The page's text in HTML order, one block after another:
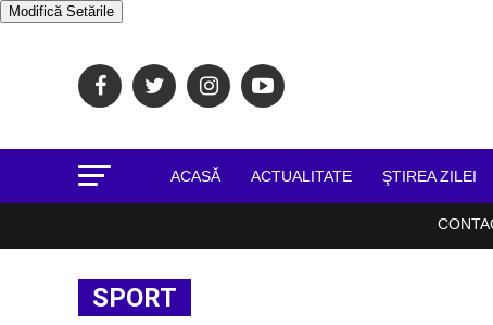
Modifică Setările
ACASĂ ACTUALITATE ŞTIREA ZILEI
SPORT